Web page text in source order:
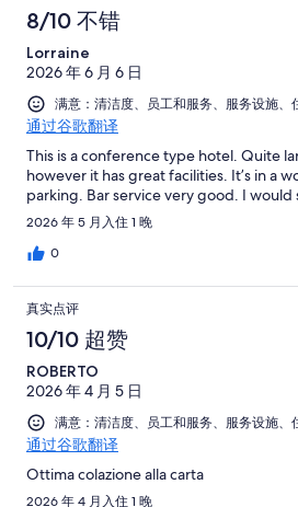
8/10 不错
Lorraine
2026 年 6 月 6 日
满意：清洁度、员工和服务、服务设施、
通过谷歌翻译
This is a conference type hotel. Quite
however it has great facilities. It’s in a
parking. Bar service very good. I would
2026 年 5 月入住 1 晚
0
真实点评
10/10 超赞
ROBERTO
2026 年 4 月 5 日
满意：清洁度、员工和服务、服务设施、
通过谷歌翻译
Ottima colazione alla carta
2026 年 4 月入住 1 晚